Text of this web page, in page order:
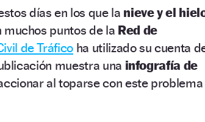
días en los que la nieve y el
puntos de la Red de
de Tráfico ha utilizado su cuenta
muestra una infografía de
al toparse con este problema